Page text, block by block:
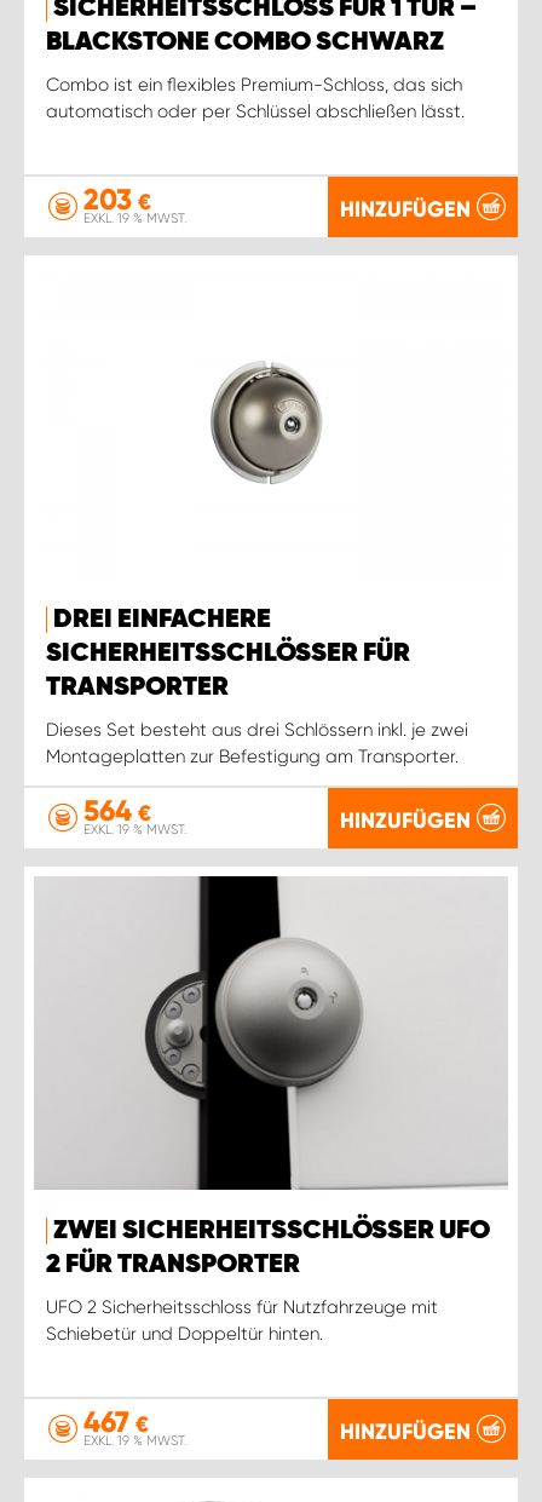
SICHERHEITSSCHLOSS FÜR 1 TÜR –
BLACKSTONE COMBO SCHWARZ
Combo ist ein flexibles Premium-Schloss, das sich
automatisch oder per Schlüssel abschließen lässt.
203 €
EXKL. 19 % MWST. HINZUFÜGEN
DREI EINFACHERE
SICHERHEITSSCHLÖSSER FÜR
TRANSPORTER
Dieses Set besteht aus drei Schlössern inkl. je zwei
Montageplatten zur Befestigung am Transporter.
564 €
EXKL. 19 % MWST. HINZUFÜGEN
ZWEI SICHERHEITSSCHLÖSSER UFO
2 FÜR TRANSPORTER
UFO 2 Sicherheitsschloss für Nutzfahrzeuge mit
Schiebetür und Doppeltür hinten.
467 €
EXKL. 19 % MWST. HINZUFÜGEN